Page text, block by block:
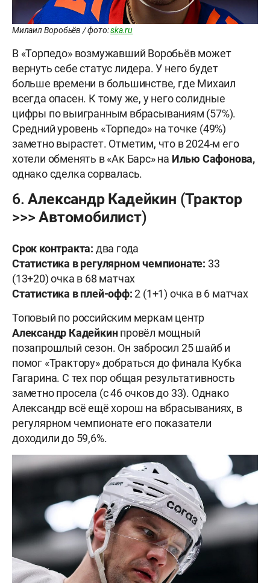
Милаил Воробьёв / фото:ska.ru
В «Торпедо» возмужавший Воробьёв может
вернуть себе статус лидера. У него будет
больше времени в большинстве, где Михаил
всегда опасен. К тому же, у него солидные
цифры по выигранным вбрасываниям (57%).
Средний уровень «Торпедо» на точке (49%)
заметно вырастет. Отметим, что в 2024-м его
хотели обменять в «Ак Барс» на Илью Сафонова,
однако сделка сорвалась.
6. Александр Кадейкин (Трактор
>>> Автомобилист)
Срок контракта: два года
Статистика в регулярном чемпионате: 33
(13+20) очка в 68 матчах
Статистика в плей-офф:2 (1+1) очка в 6 матчах
Топовый по российским меркам центр
Александр Кадейкинпровёл мощный
позапрошлый сезон. Он забросил 25 шайб и
помог «Трактору» добраться до финала Кубка
Гагарина. С тех пор общая результативность
заметно просела (с 46 очков до 33). Однако
Александр всё ещё хорош на вбрасываниях, в
регулярном чемпионате его показатели
доходили до 59,6%.